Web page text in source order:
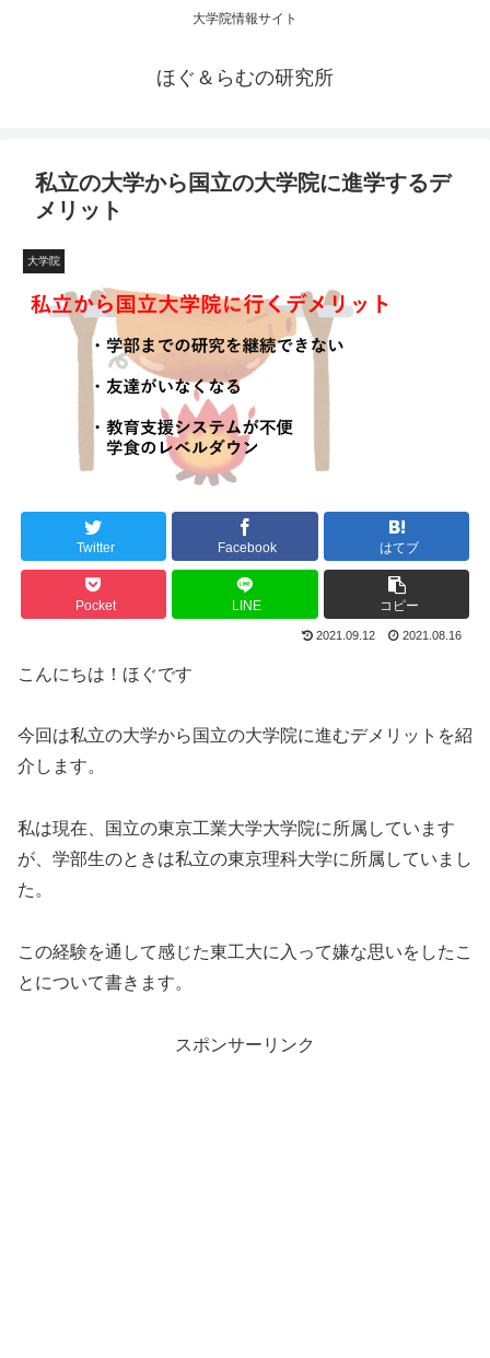
大学院情報サイト
ほぐ＆らむの研究所
私立の大学から国立の大学院に進学するデ
メリット
大学院
Twitter Facebook はてブ
Pocket LINE コピー
2021.09.12 2021.08.16
こんにちは！ほぐです
今回は私立の大学から国立の大学院に進むデメリットを紹
介します。
私は現在、国立の東京工業大学大学院に所属しています
が、学部生のときは私立の東京理科大学に所属していまし
た。
この経験を通して感じた東工大に入って嫌な思いをしたこ
とについて書きます。
スポンサーリンク